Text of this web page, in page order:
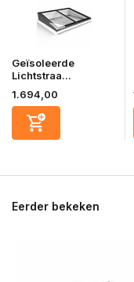
Geïsoleerde
Lichtstraa...
1.694,00
Eerder bekeken